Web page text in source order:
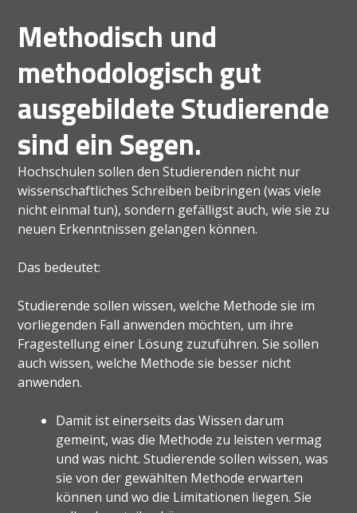
Methodisch und
methodologisch gut
ausgebildete Studierende
sind ein Segen.
Hochschulen sollen den Studierenden nicht nur
wissenschaftliches Schreiben beibringen (was viele
nicht einmal tun), sondern gefälligst auch, wie sie zu
neuen Erkenntnissen gelangen können.
Das bedeutet:
Studierende sollen wissen, welche Methode sie im
vorliegenden Fall anwenden möchten, um ihre
Fragestellung einer Lösung zuzuführen. Sie sollen
auch wissen, welche Methode sie besser nicht
anwenden.
Damit ist einerseits das Wissen darum
gemeint, was die Methode zu leisten vermag
und was nicht. Studierende sollen wissen, was
sie von der gewählten Methode erwarten
können und wo die Limitationen liegen. Sie